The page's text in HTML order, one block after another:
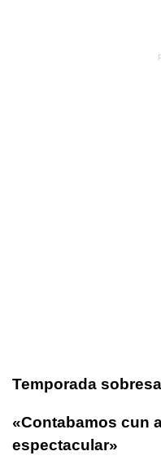
Temporada
«Contabamos cun
espectacular»